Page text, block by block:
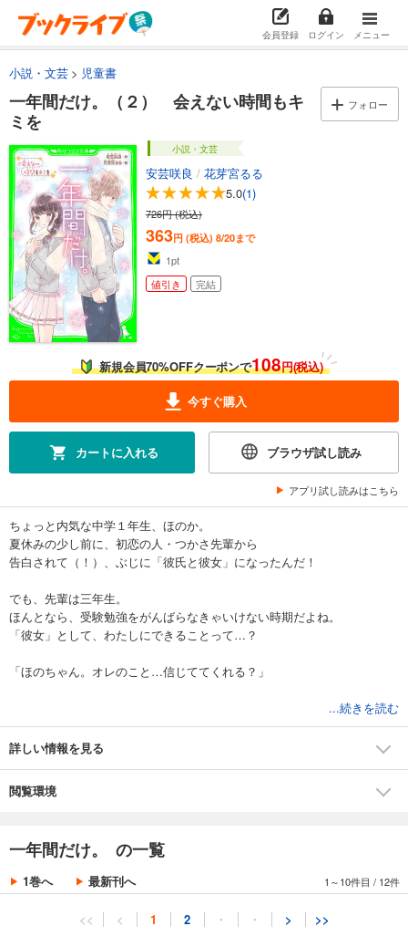
会員登録 ログイン メニュー
小説・文芸 児童書
一年間だけ。（２） 会えない時間もキ
ミを
フォロー
小説・文芸
安芸咲良 / 花芽宮るる
5.0(1)
726円 (税込)
363円 (税込) 8/20まで
1pt
値引き
完結
新規会員70%OFFクーポンで108円(税込)
今すぐ購入
カートに入れる ブラウザ試し読み
アプリ試し読みはこちら
ちょっと内気な中学１年生、ほのか。
夏休みの少し前に、初恋の人・つかさ先輩から
告白されて（！）、ぶじに「彼氏と彼女」になったんだ！
でも、先輩は三年生。
ほんとなら、受験勉強をがんばらなきゃいけない時期だよね。
「彼女」として、わたしにできることって…？
「ほのちゃん。オレのこと…信じててくれる？」
きっと二人で、乗りこえていけるはず。
...続きを読む
詳しい情報を見る
閲覧環境
一年間だけ。 の一覧
1巻へ 最新刊へ 1～10件目 / 12件
<< < 1 2 ・ ・ > >>